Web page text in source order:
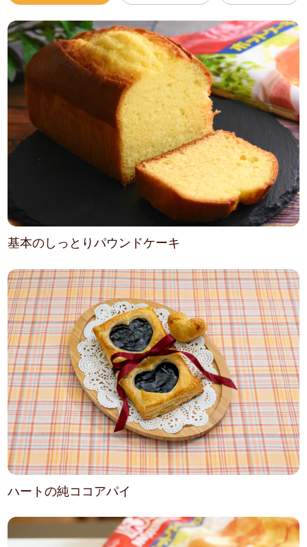
基本のしっとりパウンドケーキ
ハートの純ココアパイ